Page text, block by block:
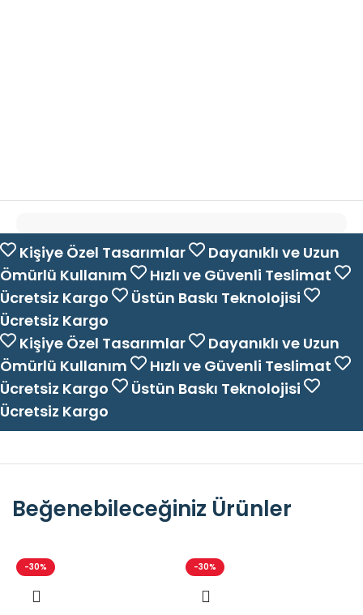
Kişiye Özel Tasarımlar
Dayanıklı ve Uzun
Ömürlü Kullanım
Hızlı ve Güvenli Teslimat
Ücretsiz Kargo
Üstün Baskı Teknolojisi
Ücretsiz Kargo
Kişiye Özel Tasarımlar
Dayanıklı ve Uzun
Ömürlü Kullanım
Hızlı ve Güvenli Teslimat
Ücretsiz Kargo
Üstün Baskı Teknolojisi
Ücretsiz Kargo
Beğenebileceğiniz Ürünler
-30% -30%